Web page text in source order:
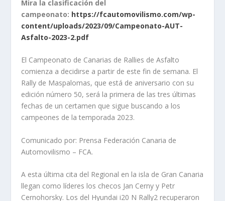
Mira la clasificación del
campeonato: https://fcautomovilismo.com/wp-
content/uploads/2023/09/Campeonato-AUT-
Asfalto-2023-2.pdf
El Campeonato de Canarias de Rallies de Asfalto
comienza a decidirse a partir de este fin de semana. El
Rally de Maspalomas, que está de aniversario con su
edición número 50, será la primera de las tres últimas
fechas de un certamen que sigue buscando a los
campeones de la temporada 2023.
Comunicado por: Prensa Federación Canaria de
Automovilismo – FCA.
A esta última cita del Regional en la isla de Gran Canaria
llegan como líderes los checos Jan Cerny y Petr
Cernohorsky. Los del Hyundai i20 N Rally2 recuperaron